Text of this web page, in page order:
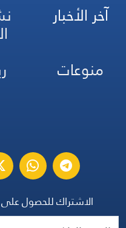
آخر الأخبار
منوعات
الاشتراك للحصول